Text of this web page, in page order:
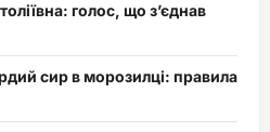
голос, що з’єднав
сир в морозилці: правила